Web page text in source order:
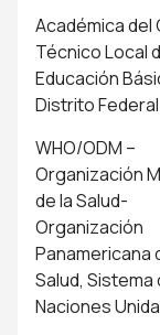
Académica del
Técnico Local
Educación
Distrito
WHO/ODM –
Organización
de la Salud-
Organización
Panamericana
Salud, Sistema
Naciones